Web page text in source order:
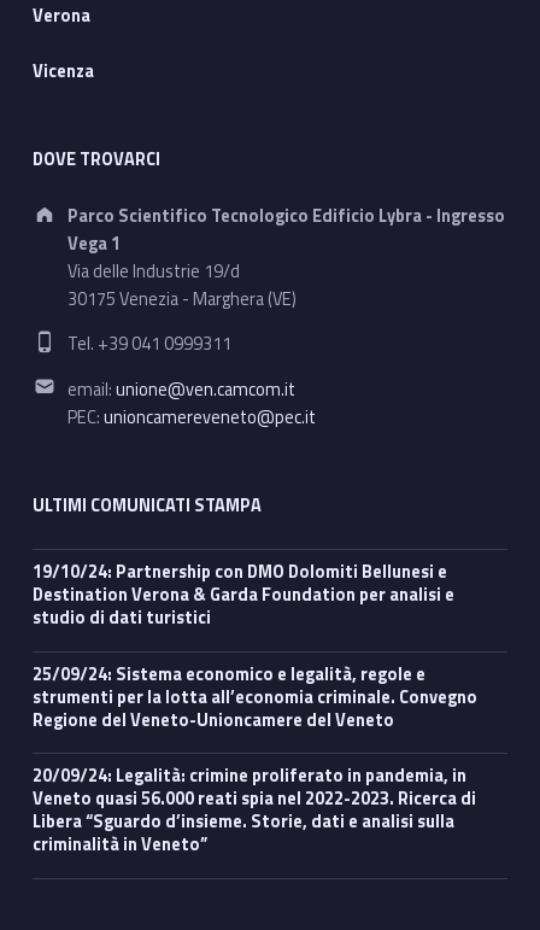
Verona
Vicenza
DOVE TROVARCI
Address:
Parco Scientifico Tecnologico Edificio Lybra - Ingresso
Vega 1
Via delle Industrie 19/d
30175 Venezia - Marghera (VE)
Phone number:
Tel. +39 041 0999311
Email address:
email:unione@ven.camcom.it
PEC:unioncamereveneto@pec.it
ULTIMI COMUNICATI STAMPA
19/10/24: Partnership con DMO Dolomiti Bellunesi e
Destination Verona & Garda Foundation per analisi e
studio di dati turistici
25/09/24: Sistema economico e legalità, regole e
strumenti per la lotta all’economia criminale. Convegno
Regione del Veneto-Unioncamere del Veneto
20/09/24: Legalità: crimine proliferato in pandemia, in
Veneto quasi 56.000 reati spia nel 2022-2023. Ricerca di
Libera “Sguardo d’insieme. Storie, dati e analisi sulla
criminalità in Veneto”